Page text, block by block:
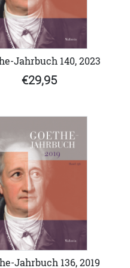
Jahrbuch 140, 2023
€29,95
Jahrbuch 136, 2019